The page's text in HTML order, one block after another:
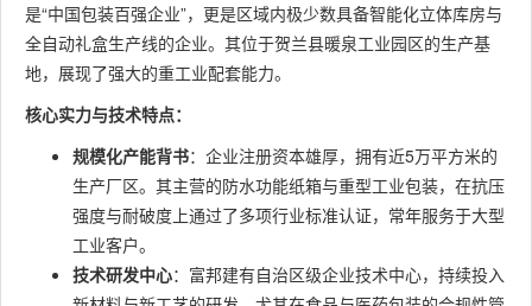
是“中国包装百强企业”，更是区域内极少数具备智能化立体库房与
全自动礼盒生产线的企业。其位于贺兰县暖泉工业园区的生产基
地，展现了强大的重工业配套能力。
核心实力与技术特点：
规模化产能背书：企业注册资本雄厚，拥有近5万平方米的
生产厂区。其主营的防水功能纸箱与重型工业包装，在抗压
强度与耐破度上通过了多项行业标准认证，常年服务于大型
工业客户。
技术研发中心：富邦建有自治区级企业技术中心，持续投入